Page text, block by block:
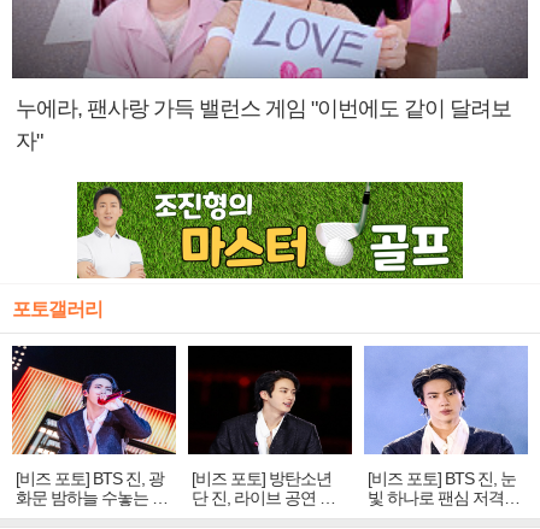
누에라, 팬사랑 가득 밸런스 게임 "이번에도 같이 달려보
자"
포토갤러리
[비즈 포토] BTS 진, 광
화문 밤하늘 수놓는 '비
주얼 킹'의 열창
[비즈 포토] 방탄소년
단 진, 라이브 공연 중
빛나는 독보적 아우라
[비즈 포토] BTS 진, 눈
빛 하나로 팬심 저격…
독보적 카리스마